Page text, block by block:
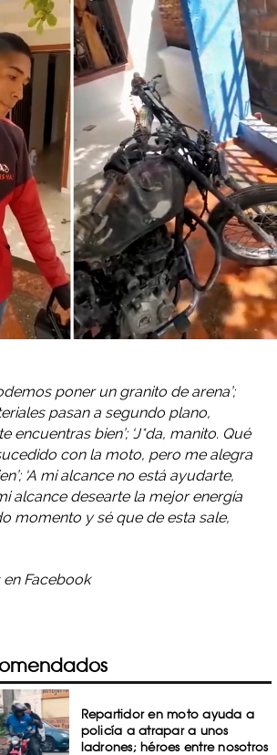
poner un granito de arena’;
pasan a segundo plano,
encuentras bien’; ‘J*da, manito. Qué
con la moto, pero me alegra
‘A mi alcance no está ayudarte,
alcance desearte la mejor energía
momento y sé que de esta sale,
Facebook
Repartidor en moto ayuda a
policía a atrapar a unos
ladrones; héroes entre nosotros